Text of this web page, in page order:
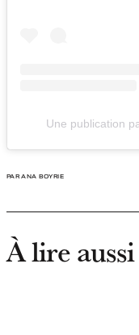
Une publication
PAR ANA BOYRIE
À lire